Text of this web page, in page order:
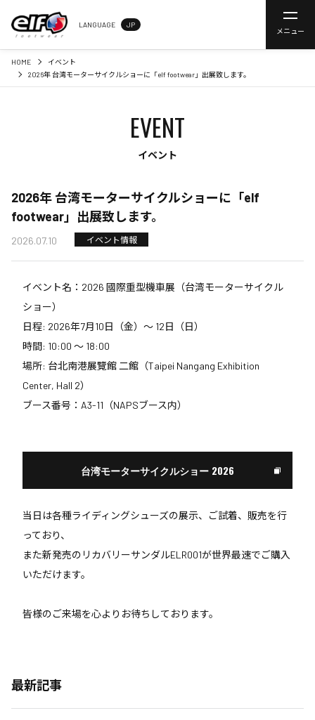
LANGUAGE JP
メニュー
HOME
イベント
2026年 台湾モーターサイクルショーに「elf footwear」出展致します。
EVENT
イベント
2026年 台湾モーターサイクルショーに「elf
footwear」出展致します。
2026.07.10 イベント情報
イベント名：2026 國際重型機車展（台湾モーターサイクル
ショー）
日程: 2026年7月10日（金）〜 12日（日）
時間: 10:00 〜 18:00
場所: 台北南港展覽館 二館（Taipei Nangang Exhibition
Center, Hall 2）
ブース番号：A3-11（NAPSブース内）
台湾モーターサイクルショー 2026
当日は各種ライディングシューズの展示、ご試着、販売を行
っており、
また新発売のリカバリーサンダルELR001が世界最速でご購入
いただけます。
皆様のご来場を心よりお待ちしております。
最新記事